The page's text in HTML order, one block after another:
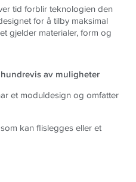
tid forblir teknologien den
for å tilby maksimal
gjelder materialer, form og
av muligheter
et moduldesign og omfatter
kan flislegges eller et